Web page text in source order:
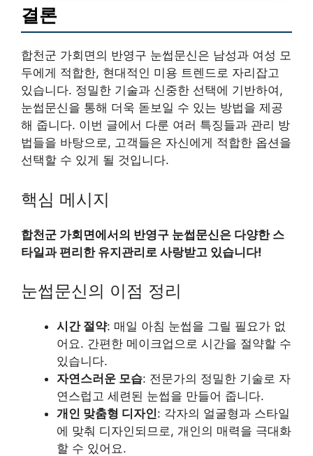
결론
합천군 가회면의 반영구 눈썹문신은 남성과 여성 모
두에게 적합한, 현대적인 미용 트렌드로 자리잡고
있습니다. 정밀한 기술과 신중한 선택에 기반하여,
눈썹문신을 통해 더욱 돋보일 수 있는 방법을 제공
해 줍니다. 이번 글에서 다룬 여러 특징들과 관리 방
법들을 바탕으로, 고객들은 자신에게 적합한 옵션을
선택할 수 있게 될 것입니다.
핵심 메시지
합천군 가회면에서의 반영구 눈썹문신은 다양한 스
타일과 편리한 유지관리로 사랑받고 있습니다!
눈썹문신의 이점 정리
시간 절약: 매일 아침 눈썹을 그릴 필요가 없
어요. 간편한 메이크업으로 시간을 절약할 수
있습니다.
자연스러운 모습: 전문가의 정밀한 기술로 자
연스럽고 세련된 눈썹을 만들어 줍니다.
개인 맞춤형 디자인: 각자의 얼굴형과 스타일
에 맞춰 디자인되므로, 개인의 매력을 극대화
할 수 있어요.